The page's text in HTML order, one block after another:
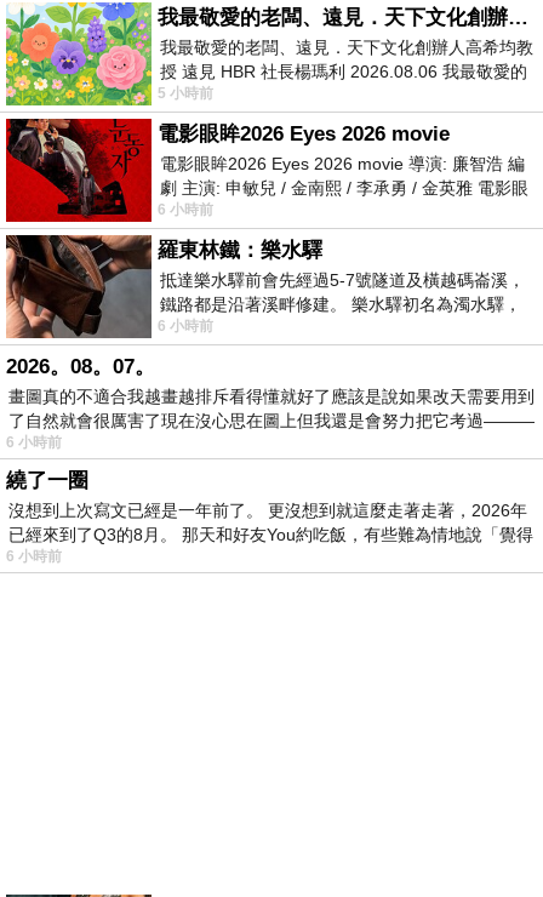
我最敬愛的老闆、遠見．天下文化創辦人高希均教授
我最敬愛的老闆、遠見．天下文化創辦人高希均教
授 遠見 HBR 社長楊瑪利 2026.08.06 我最敬愛的
老闆、遠見．天下文化創辦人高希均教
5 小時前
電影眼眸2026 Eyes 2026 movie
電影眼眸2026 Eyes 2026 movie 導演: 廉智浩 編
劇 主演: 申敏兒 / 金南熙 / 李承勇 / 金英雅 電影眼
眸2026描述攝影師徐珍因遺
6 小時前
羅東林鐵：樂水驛
抵達樂水驛前會先經過5-7號隧道及橫越碼崙溪，
鐵路都是沿著溪畔修建。 樂水驛初名為濁水驛，
但因與臺鐵集集線車站同名，於1953
6 小時前
2026。08。07。
畫圖真的不適合我越畫越排斥看得懂就好了應該是說如果改天需要用到
了自然就會很厲害了現在沒心思在圖上但我還是會努力把它考過———
6 小時前
繞了一圈
沒想到上次寫文已經是一年前了。 更沒想到就這麼走著走著，2026年
已經來到了Q3的8月。 那天和好友You約吃飯，有些難為情地說「覺得
6 小時前